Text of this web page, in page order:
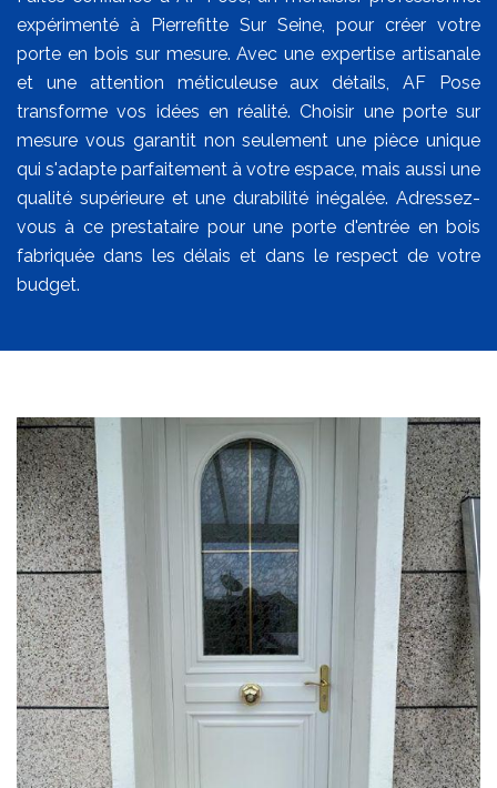
expérimenté à Pierrefitte Sur Seine, pour créer votre
porte en bois sur mesure. Avec une expertise artisanale
et une attention méticuleuse aux détails, AF Pose
transforme vos idées en réalité. Choisir une porte sur
mesure vous garantit non seulement une pièce unique
qui s'adapte parfaitement à votre espace, mais aussi une
qualité supérieure et une durabilité inégalée. Adressez-
vous à ce prestataire pour une porte d'entrée en bois
fabriquée dans les délais et dans le respect de votre
budget.